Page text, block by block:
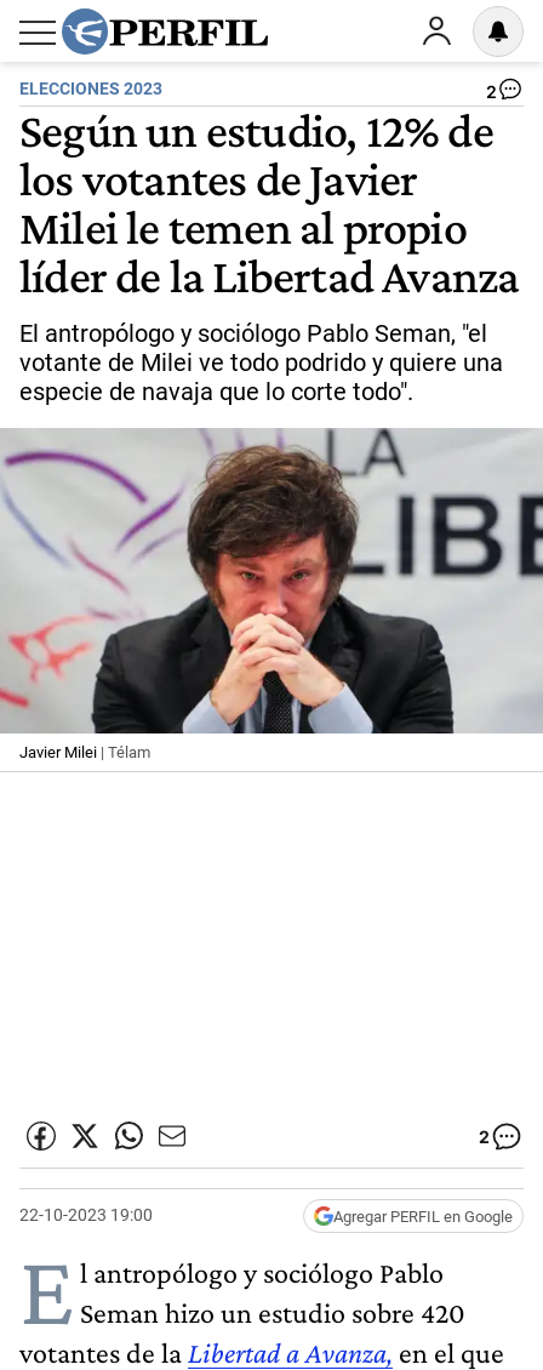
ELECCIONES 2023 2
Según un estudio, 12% de
los votantes de Javier
Milei le temen al propio
líder de la Libertad Avanza
El antropólogo y sociólogo Pablo Seman, "el
votante de Milei ve todo podrido y quiere una
especie de navaja que lo corte todo".
Javier Milei | Télam
2
22-10-2023 19:00 Agregar PERFIL en Google
E l antropólogo y sociólogo Pablo
Seman hizo un estudio sobre 420
votantes de la Libertad a Avanza, en el que